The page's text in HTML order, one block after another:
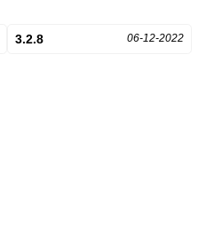
3.2.8 06-12-2022